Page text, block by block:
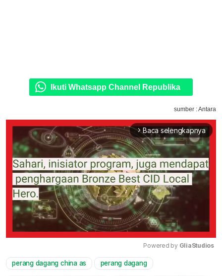
Ikuti Whatsapp Channel Republika
sumber : Antara
arrow_forward_ios Baca selengkapnya
Powered by GliaStudios
perang dagang china as perang dagang